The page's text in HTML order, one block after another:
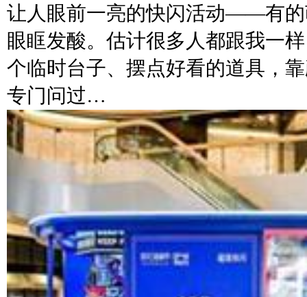
让人眼前一亮的快闪活动——有的
眼眶发酸。估计很多人都跟我一
个临时台子、摆点好看的道具，
专门问过…